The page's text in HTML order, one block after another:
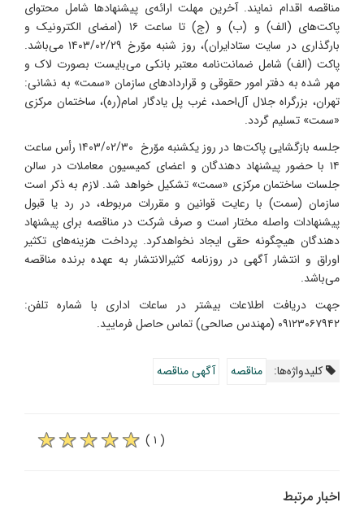
مناقصه اقدام نمایند. آخرین مهلت ارائه‌ی پیشنهادها شامل محتوای
پاکت‌های (الف) و (ب) و (ج) تا ساعت ۱۶ (امضای الکترونیک و
بارگذاری در سایت ستادایران)، روز شنبه موّرخ ۱۴۰۳/۰۲/۲۹ می‌باشد.
پاکت (الف) شامل ضمانت‌نامه معتبر بانکی می‌بایست بصورت لاک و
مهر شده به دفتر امور حقوقی و قراردادهای سازمان «سمت» به نشانی:
تهران، بزرگراه جلال آل‌احمد، غرب پل یادگار امام(ره)، ساختمان مرکزی
«سمت» تسلیم گردد.
جلسه بازگشایی پاکت‌ها در روز یکشنبه موّرخ ۱۴۰۳/۰۲/۳۰ رأس ساعت
۱۴ با حضور پیشنهاد دهندگان و اعضای کمیسیون معاملات در سالن
جلسات ساختمان مرکزی «سمت» تشکیل خواهد شد. لازم به ذکر است
سازمان (سمت) با رعایت قوانین و مقررات مربوطه، در رد یا قبول
پیشنهادات واصله مختار است و صرف شرکت در مناقصه برای پیشنهاد
دهندگان هیچگونه حقی ایجاد نخواهدکرد. پرداخت هزینه‌های تکثیر
اوراق و انتشار آگهی در روزنامه کثیر‌الانتشار به عهده برنده مناقصه
می‌باشد.
جهت دریافت اطلاعات بیشتر در ساعات اداری با شماره تلفن:
۰۹۱۲۳۰۶۷۹۴۲ (مهندس صالحی) تماس حاصل فرمایید.
کلیدواژه‌ها: مناقصه آگهی مناقصه
( ۱ )
اخبار مرتبط